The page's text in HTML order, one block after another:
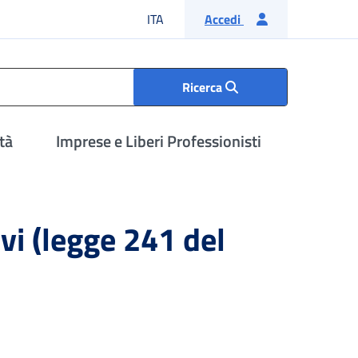
ITA Lingua italiana
Accedi
Ricerca
Imprese e Liberi Professionisti
(legge 241 del